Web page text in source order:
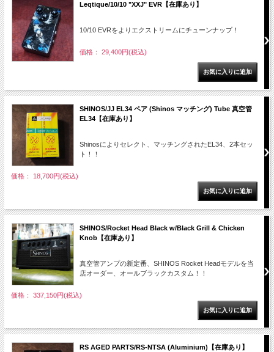
Leqtique/10/10 "XXJ" EVR【在庫あり】
10/10 EVRをよりエクストリームにチューンナップ！
価格： 29,400円(税込)
SHINOS/JJ EL34 ペア (Shinos マッチング) Tube 真空管
EL34【在庫あり】
Shinosによりセレクト、マッチングされたEL34、2本セッ
ト！！
価格： 18,700円(税込)
SHINOS/Rocket Head Black w/Black Grill & Chicken
Knob【在庫あり】
真空管アンプの新定番、SHINOS Rocket Headモデルを当
店オーダー、オールブラックカスタム！！
価格： 337,150円(税込)
RS AGED PARTS/RS-NTSA (Aluminium)【在庫あり】